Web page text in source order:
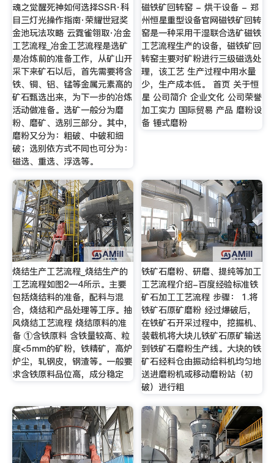
魂之觉醒死神如何选择SSR·科
目三灯光操作指南·荣耀世冠奖
金池玩法攻略 云霓雀翎取·冶金
工艺流程_冶金工艺流程是选矿
是冶炼前的准备工作，从矿山开
采下来矿石以后，首先需要将含
铁、铜、铝、锰等金属元素高的
矿石甄选出来，为下一步的冶炼
活动做准备。选矿一般分为磨
粉、磨矿、选别三部分。其中，
磨粉又分为：粗破、中破和细
破；选别依方式不同也可分为：
磁选、重选、浮选等。
磁铁矿回转窑 - 烘干设备 - 郑
州恒星重型设备官网磁铁矿回转
窑是一种采用干湿联合选矿磁铁
工艺流程生产的设备，磁铁矿回
转窑主要对矿粉进行三级磁选处
理，该工艺 生产过程中用水量
少，生产成本低。 首页 关于恒
星 公司简介 企业文化 公司荣誉
加工实力 国际贸易 产品 磨粉设
备 锤式磨粉
烧结生产工艺流程_烧结生产的
工艺流程如图2—4所示。主要
包括烧结料的准备，配料与混
合，烧结和产品处理等工序。抽
风烧结工艺流程 烧结原料的准
备 ①含铁原料 含铁量较高、粒
度<5mm的矿粉，铁精矿，高炉
炉尘，轧钢皮，钢渣等。一般要
求含铁原料品位高，成分稳定
铁矿石磨粉、研磨、提纯等加工
工艺流程介绍-百度经验标准铁
矿石加工工艺流程 步骤： 1.将
铁矿石原矿磨粉 经过爆破后，
在铁矿石开采过程中，挖掘机、
装载机将大块儿铁矿石原矿输送
到铁矿石磨粉生产线。大块的铁
矿石经料仓由振动给料机均匀地
送进磨粉机或移动磨粉站（初
破）进行粗